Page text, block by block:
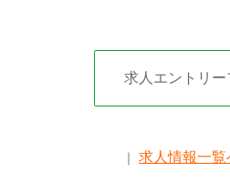
求人エントリー
｜ 求人情報一覧